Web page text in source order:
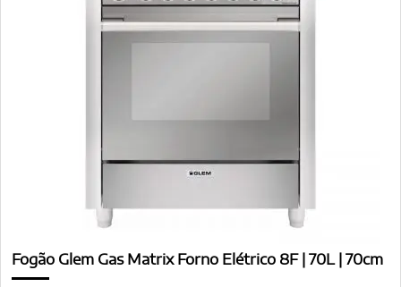
Fogão Glem Gas Matrix Forno Elétrico 8F | 70L | 70cm